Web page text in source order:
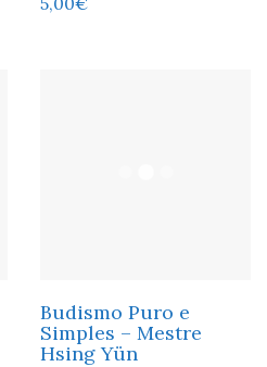
Budismo Puro e
Simples – Mestre
Hsing Yün